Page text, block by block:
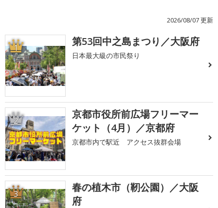
2026/08/07 更新
1 第53回中之島まつり／大阪府
日本最大級の市民祭り
2
京都市役所前広場フリーマー
ケット（4月）／京都府
京都市内で駅近 アクセス抜群会場
3
春の植木市（靭公園）／大阪
府